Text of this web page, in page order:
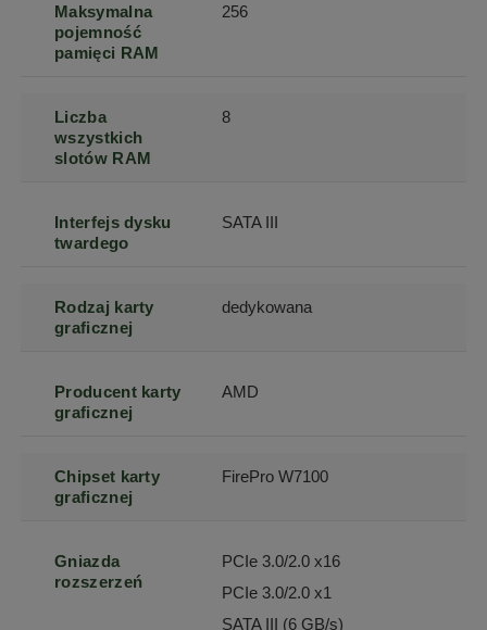
Maksymalna
pojemność
pamięci RAM
256
Liczba
wszystkich
slotów RAM
8
Interfejs dysku
twardego
SATA III
Rodzaj karty
graficznej
dedykowana
Producent karty
graficznej
AMD
Chipset karty
graficznej
FirePro W7100
Gniazda
rozszerzeń
PCIe 3.0/2.0 x16
PCIe 3.0/2.0 x1
SATA III (6 GB/s)